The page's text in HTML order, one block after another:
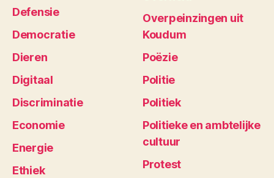
Defensie
Democratie
Dieren
Digitaal
Discriminatie
Economie
Energie
Ethiek
Overpeinzingen uit
Koudum
Poëzie
Politie
Politiek
Politieke en ambtelijke
cultuur
Protest